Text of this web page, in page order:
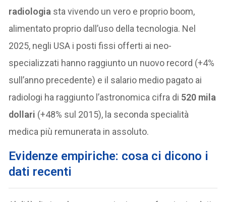
radiologia sta vivendo un vero e proprio boom,
alimentato proprio dall’uso della tecnologia. Nel
2025, negli USA i posti fissi offerti ai neo-
specializzati hanno raggiunto un nuovo record (+4%
sull’anno precedente) e il salario medio pagato ai
radiologi ha raggiunto l’astronomica cifra di 520 mila
dollari (+48% sul 2015), la seconda specialità
medica più remunerata in assoluto.
Evidenze empiriche: cosa ci dicono i
dati recenti